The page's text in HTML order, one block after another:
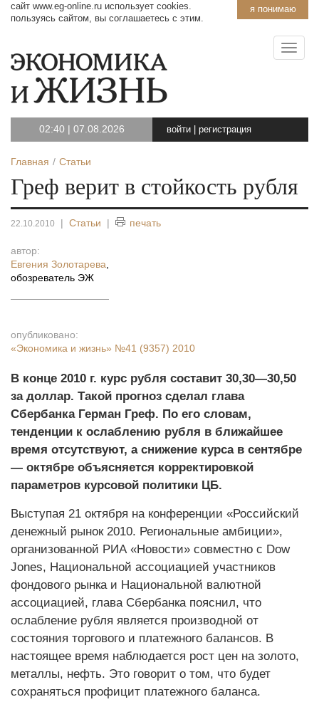
я понимаю
сайт www.eg-online.ru использует cookies.
пользуясь сайтом, вы соглашаетесь с этим.
02:40 | 07.08.2026 войти регистрация
Главная Статьи
Греф верит в стойкость рубля
22.10.2010 | Статьи | печать
автор:
Евгения Золотарева
обозреватель ЭЖ
опубликовано:
«Экономика и жизнь» №41 (9357) 2010
В конце 2010 г. курс рубля составит 30,30—30,50
за доллар. Такой прогноз сделал глава
Сбербанка Герман Греф. По его словам,
тенденции к ослаблению рубля в ближайшее
время отсутствуют, а снижение курса в сентябре
— октябре объясняется корректировкой
параметров курсовой политики ЦБ.
Выступая 21 октября на конференции «Российский
денежный рынок 2010. Региональные амбиции»,
организованной РИА «Новости» совместно с Dow
Jones, Национальной ассоциацией участников
фондового рынка и Национальной валютной
ассоциацией, глава Сбербанка пояснил, что
ослабление рубля является производной от
состояния торгового и платежного балансов. В
настоящее время наблюдается рост цен на золото,
металлы, нефть. Это говорит о том, что будет
сохраняться профицит платежного баланса.